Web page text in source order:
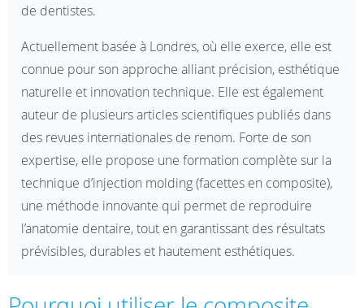
de dentistes.
Actuellement basée à Londres, où elle exerce, elle est
connue pour son approche alliant précision, esthétique
naturelle et innovation technique. Elle est également
auteur de plusieurs articles scientifiques publiés dans
des revues internationales de renom. Forte de son
expertise, elle propose une formation complète sur la
technique d’injection molding (facettes en composite),
une méthode innovante qui permet de reproduire
l’anatomie dentaire, tout en garantissant des résultats
prévisibles, durables et hautement esthétiques.